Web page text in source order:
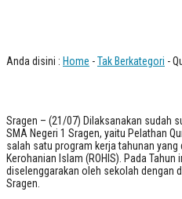
Anda disini : Home -Tak Berkategori -
Sragen – (21/07) Dilaksanakan sudah
SMA Negeri 1 Sragen, yaitu Pelathan
salah satu program kerja tahunan
Kerohanian Islam (ROHIS). Pada
diselenggarakan oleh sekolah dengan
Sragen.